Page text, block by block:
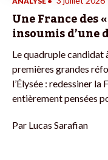
Une France des
insoumis
Le quadruple candidat
premières grandes
l’Élysée : redessiner la
entièrement pensées
Par Lucas Sarafian